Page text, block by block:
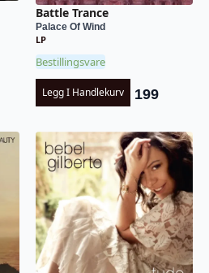
Battle Trance
Palace Of Wind
LP
Bestillingsvare
Legg I Handlekurv 199